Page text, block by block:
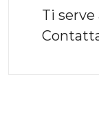
Ti serve